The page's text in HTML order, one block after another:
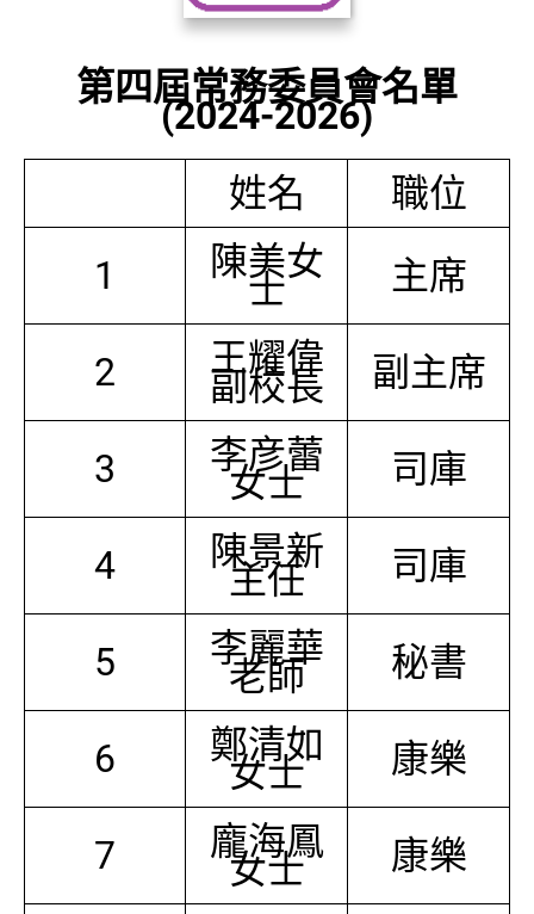
第四屆常務委員會名單
(2024-2026)
姓名
職位
1
陳美女
士 主席
2 王耀偉
副校長 副主席
3 李彦蕾
女士 司庫
4 陳景新
主任 司庫
5 李麗華
老師 秘書
6 鄭清如
女士 康樂
7 龐海鳳
女士 康樂